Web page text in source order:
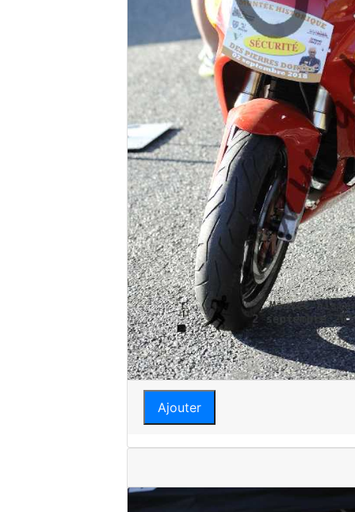
Ajouter